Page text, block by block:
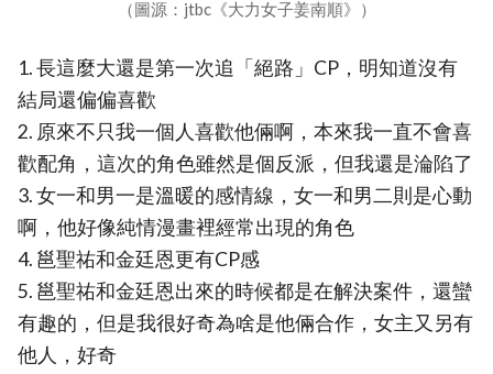
（圖源：jtbc《大力女子姜南順》）
1. 長這麼大還是第一次追「絕路」CP，明知道沒有
結局還偏偏喜歡
2. 原來不只我一個人喜歡他倆啊，本來我一直不會喜
歡配角，這次的角色雖然是個反派，但我還是淪陷了
3. 女一和男一是溫暖的感情線，女一和男二則是心動
啊，他好像純情漫畫裡經常出現的角色
4. 邕聖祐和金廷恩更有CP感
5. 邕聖祐和金廷恩出來的時候都是在解決案件，還蠻
有趣的，但是我很好奇為啥是他倆合作，女主又另有
他人，好奇